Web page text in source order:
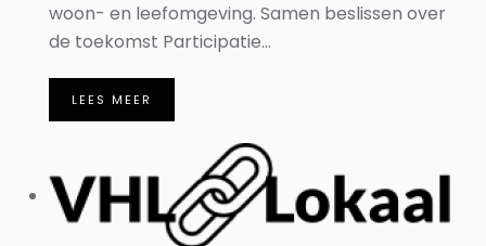
woon- en leefomgeving. Samen beslissen over
de toekomst Participatie...
LEES MEER